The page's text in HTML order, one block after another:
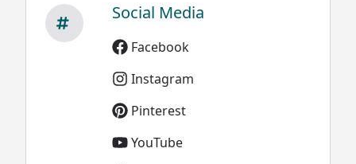
Social Media
Facebook
Instagram
Pinterest
YouTube